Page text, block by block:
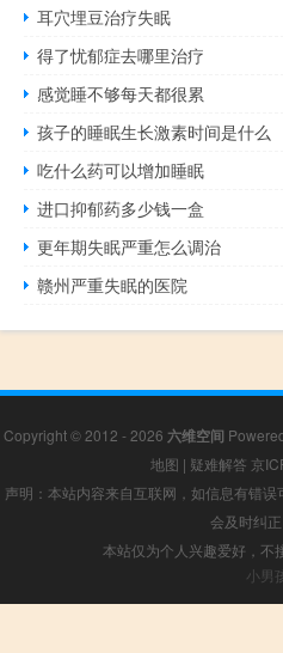
耳穴埋豆治疗失眠
得了忧郁症去哪里治疗
感觉睡不够每天都很累
孩子的睡眠生长激素时间是什么
吃什么药可以增加睡眠
进口抑郁药多少钱一盒
更年期失眠严重怎么调治
赣州严重失眠的医院
Copyright © 2012 - 2026 六维空间
地图 | 疑难解答 京
声明：本站内容来自互联网，如信息有错
会及时纠
本站仅为个人兴趣爱好，不
小男